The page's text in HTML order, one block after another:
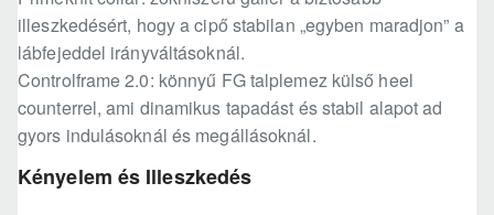
illeszkedésért, hogy a cipő stabilan „egyben maradjon” a
lábfejeddel irányváltásoknál.
Controlframe 2.0: könnyű FG talplemez külső heel
counterrel, ami dinamikus tapadást és stabil alapot ad
gyors indulásoknál és megállásoknál.
Kényelem és Illeszkedés